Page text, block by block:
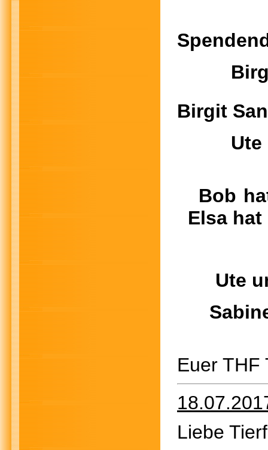
Birgit
Birgit
Ute
Bob
Elsa
Ute
Sabine
Euer THF
Liebe